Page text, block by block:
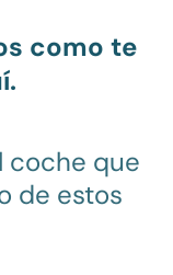
como te
coche que
de estos